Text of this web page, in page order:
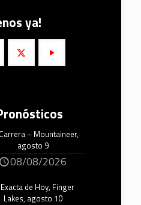
ya!
– Mountaineer,
agosto 9
08/08/2026
de Hoy, Finger
Lakes, agosto 10